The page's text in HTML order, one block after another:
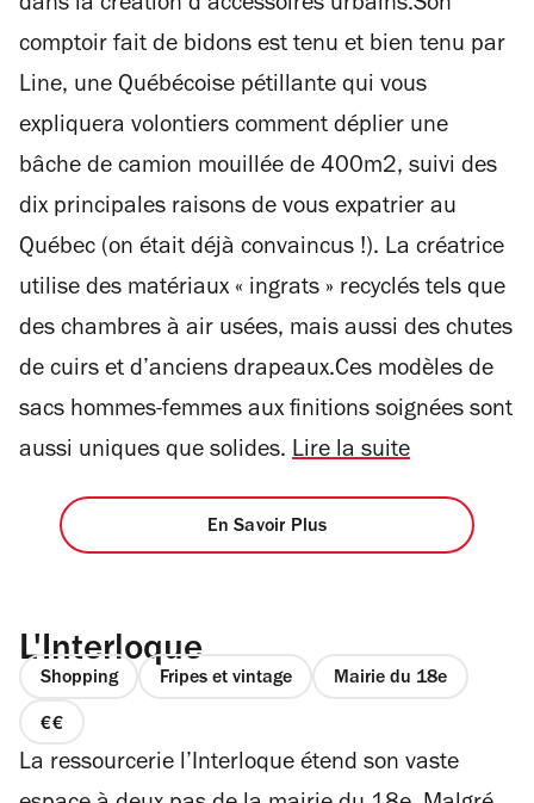
dans la création d’accessoires urbains.Son
comptoir fait de bidons est tenu et bien tenu par
Line, une Québécoise pétillante qui vous
expliquera volontiers comment déplier une
bâche de camion mouillée de 400m2, suivi des
dix principales raisons de vous expatrier au
Québec (on était déjà convaincus !). La créatrice
utilise des matériaux « ingrats » recyclés tels que
des chambres à air usées, mais aussi des chutes
de cuirs et d’anciens drapeaux.Ces modèles de
sacs hommes-femmes aux finitions soignées sont
aussi uniques que solides. Lire la suite
En Savoir Plus
L'Interloque
Shopping Fripes et vintage Mairie du 18e
prix
2
La ressourcerie l’Interloque étend son vaste